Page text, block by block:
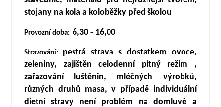
stojany na kola a koloběžky před školou
Provozní doba: 6,30 - 16,00
Stravování: pestrá strava s dostatkem ovoce,
zeleniny, zajištěn celodenní pitný režim ,
zařazování luštěnin, mléčných výrobků,
různých druhů masa, v případě individuální
dietní stravy není problém na domluvě a